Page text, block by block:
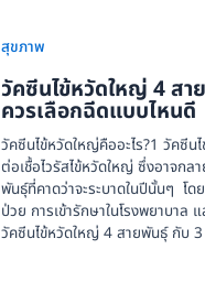
สุขภาพ
วัคซีนไข้หวัดใหญ่ 4 ส
ควรเลือกฉีดแบบไหนดี
วัคซีนไข้หวัดใหญ่คืออะไร?1 วัคซี
ต่อเชื้อไวรัสไข้หวัดใหญ่ ซึ่งอาจก
พันธุ์ที่คาดว่าจะระบาดในปีนั้นๆ โด
ป่วย การเข้ารักษาในโรงพยาบาล
วัคซีนไข้หวัดใหญ่ 4 สายพันธุ์ กับ